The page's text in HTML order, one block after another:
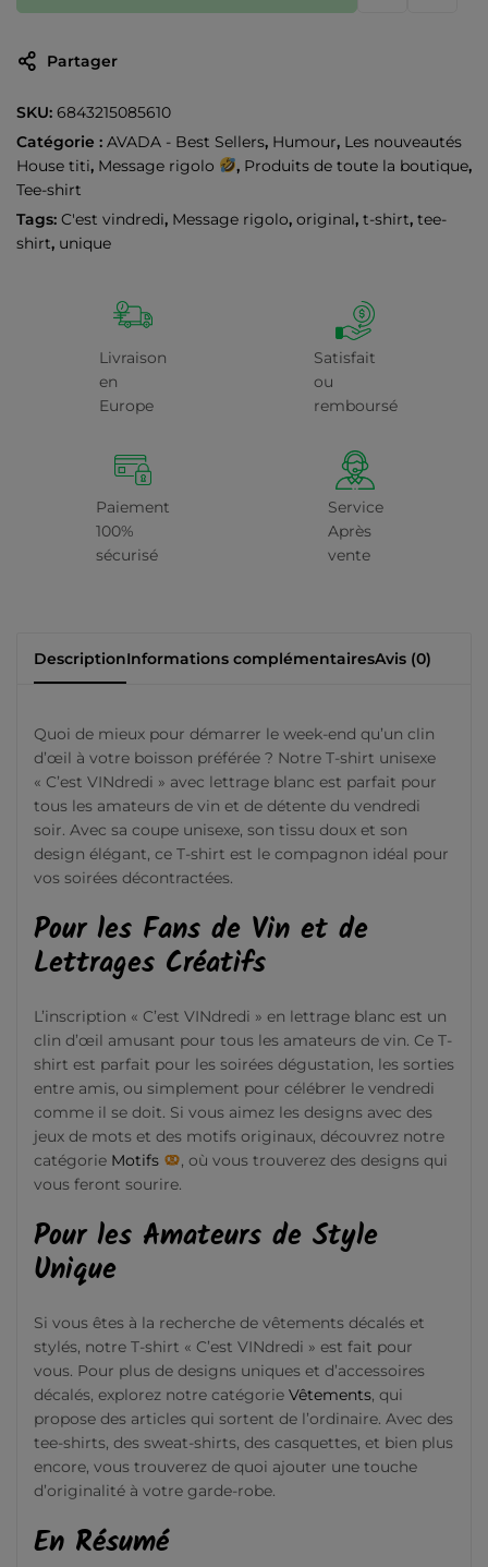
Partager
SKU: 6843215085610
Catégorie : AVADA - Best Sellers, Humour, Les nouveautés
House titi, Message rigolo , Produits de toute la boutique,
Tee-shirt
Tags: C'est vindredi, Message rigolo, original, t-shirt, tee-
shirt, unique
Livraison
en
Europe
Satisfait
ou
remboursé
Paiement
100%
sécurisé
Service
Après
vente
DescriptionInformations complémentairesAvis (0)
Quoi de mieux pour démarrer le week-end qu’un clin
d’œil à votre boisson préférée ? Notre T-shirt unisexe
« C’est VINdredi » avec lettrage blanc est parfait pour
tous les amateurs de vin et de détente du vendredi
soir. Avec sa coupe unisexe, son tissu doux et son
design élégant, ce T-shirt est le compagnon idéal pour
vos soirées décontractées.
Pour les Fans de Vin et de
Lettrages Créatifs
L’inscription « C’est VINdredi » en lettrage blanc est un
clin d’œil amusant pour tous les amateurs de vin. Ce T-
shirt est parfait pour les soirées dégustation, les sorties
entre amis, ou simplement pour célébrer le vendredi
comme il se doit. Si vous aimez les designs avec des
jeux de mots et des motifs originaux, découvrez notre
catégorie Motifs
, où vous trouverez des designs qui
vous feront sourire.
Pour les Amateurs de Style
Unique
Si vous êtes à la recherche de vêtements décalés et
stylés, notre T-shirt « C’est VINdredi » est fait pour
vous. Pour plus de designs uniques et d’accessoires
décalés, explorez notre catégorie Vêtements, qui
propose des articles qui sortent de l’ordinaire. Avec des
tee-shirts, des sweat-shirts, des casquettes, et bien plus
encore, vous trouverez de quoi ajouter une touche
d’originalité à votre garde-robe.
En Résumé